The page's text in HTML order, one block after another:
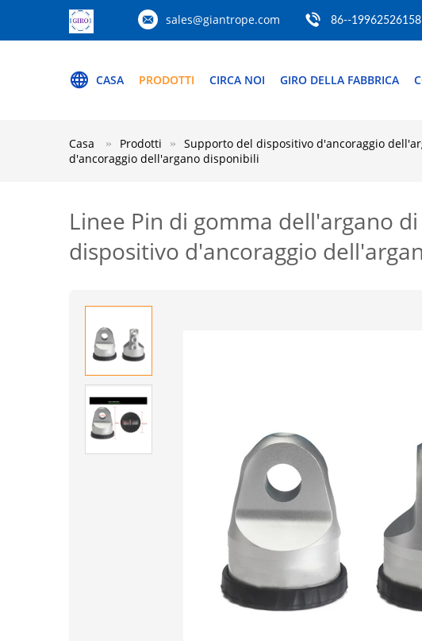
sales@giantrope.com 86--19962526158
CASA PRODOTTI CIRCA NOI GIRO DELLA FABBRICA
Casa Prodotti Supporto del dispositivo d'ancoraggio
d'ancoraggio dell'argano disponibili
Linee Pin di gomma dell'argano
dispositivo d'ancoraggio